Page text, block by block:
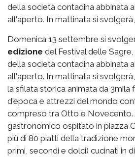
della società contadina abbinata
all'aperto. In mattinata si
Domenica 13 settembre si
edizione del Festival delle
della società contadina abbinata
all'aperto. In mattinata si
la sfilata storica animata da 3mila
d'epoca e attrezzi del mondo
compreso tra Otto e Novecento.
gastronomico ospitato in piazza
più di 80 piatti della tradizione
primi, secondi e dolci) cucinati in